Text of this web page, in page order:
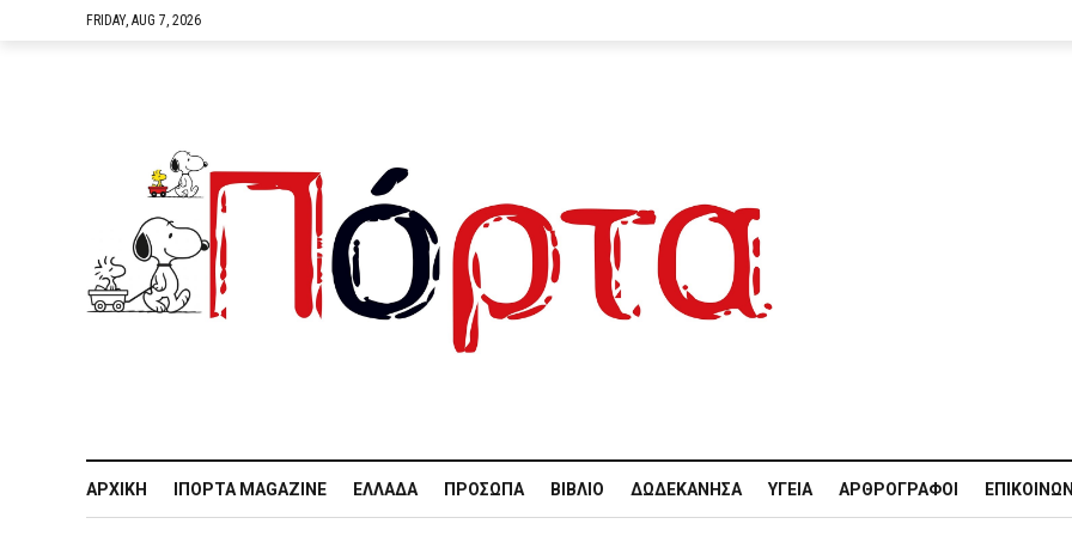
FRIDAY, AUG 7, 2026
ΑΡΧΙΚΉ IΠΌΡΤΑ MAGAZINE ΕΛΛΆΔΑ ΠΡΌΣΩΠΑ ΒΙΒΛΊΟ ΔΩΔΕΚΆΝΗΣΑ ΥΓΕΊΑ ΑΡΘΡΟΓΡΆΦΟΙ